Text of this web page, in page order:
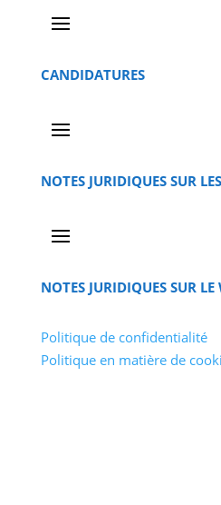
CANDIDATURES
NOTES JURIDIQUES SUR
NOTES JURIDIQUES SUR LE
Politique de confidentialité
Politique en matière de